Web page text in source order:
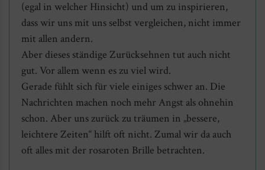
(egal in welcher Hinsicht) und um zu inspirieren,
dass wir uns mit uns selbst vergleichen, nicht immer
mit allen andern.
Aber dieses ständige Zurücksehnen tut auch nicht
gut. Vor allem wenn es zu viel wird.
Gerade fühlt sich für viele einiges schwer an. Die
Nachrichten machen noch mehr Angst als ohnehin
schon. Aber uns zurück zu träumen in „bessere,
leichtere Zeiten“ hilft oft nicht. Zumal wir da auch
oft alles mit der rosaroten Brille betrachten.